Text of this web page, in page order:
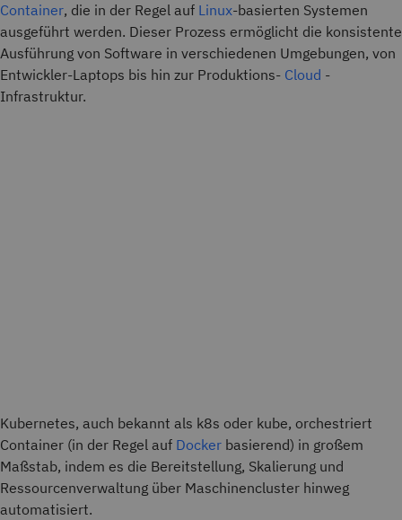
Container, die in der Regel auf Linux-basierten Systemen
ausgeführt werden. Dieser Prozess ermöglicht die konsistente
Ausführung von Software in verschiedenen Umgebungen, von
Entwickler-Laptops bis hin zur Produktions- Cloud -
Infrastruktur.
Kubernetes, auch bekannt als k8s oder kube, orchestriert
Container (in der Regel auf Docker basierend) in großem
Maßstab, indem es die Bereitstellung, Skalierung und
Ressourcenverwaltung über Maschinencluster hinweg
automatisiert.